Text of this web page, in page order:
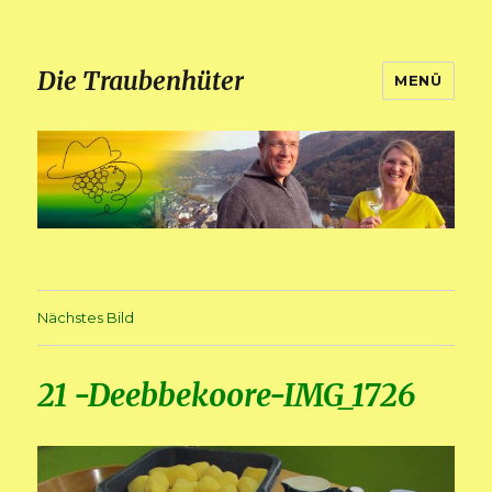
Die Traubenhüter MENÜ
Nächstes Bild
21 -Deebbekoore-IMG_1726